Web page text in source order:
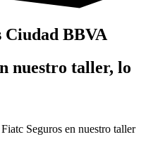
Ciudad BBVA
nuestro taller, lo
Seguros en nuestro taller